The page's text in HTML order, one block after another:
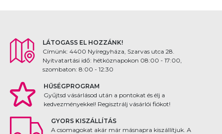
LÁTOGASS EL HOZZÁNK!
Címünk: 4400 Nyíregyháza, Szarvas utca 28.
Nyitvatartási idő: hétköznapokon 08:00 - 17:00,
szombaton: 8:00 - 12:30
HŰSÉGPROGRAM
Gyűjtsd vásárlásod után a pontokat és élj a
kedvezményekkel! Regisztrálj vásárlói fiókot!
GYORS KISZÁLLÍTÁS
A csomagokat akár már másnapra kiszállítjuk. A